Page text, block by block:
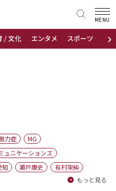
›
/ 文化 エンタメ スポーツ 地域
MENU
力症
MG
ュニケーションズ
知 瀬戸康史
有村架純
もっと見る